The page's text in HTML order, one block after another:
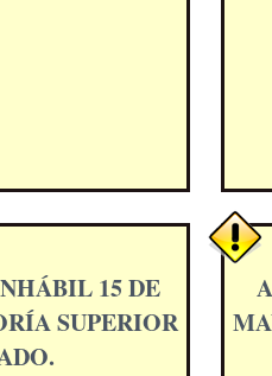
15 DE
SUPERIOR